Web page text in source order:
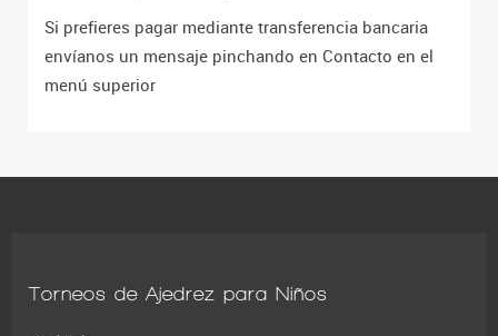
Si prefieres pagar mediante transferencia bancaria
envíanos un mensaje pinchando en Contacto en el
menú superior
Torneos de Ajedrez para Niños